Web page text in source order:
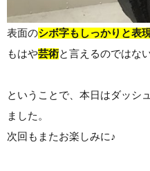
表面のシボ字もしっかりと表
もはや芸術と言えるのではな
ということで、本日はダッシ
ました。
次回もまたお楽しみに♪